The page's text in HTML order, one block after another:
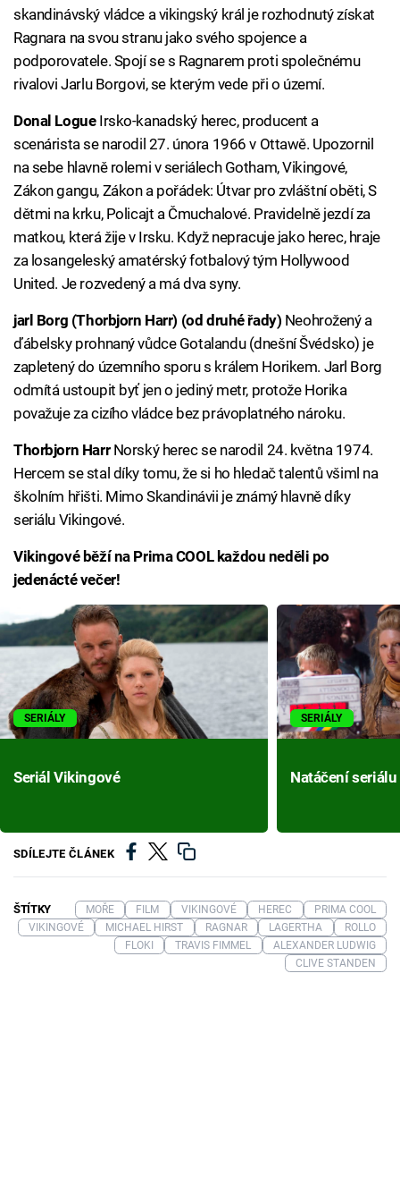
skandinávský vládce a vikingský král je rozhodnutý získat
Ragnara na svou stranu jako svého spojence a
podporovatele. Spojí se s Ragnarem proti společnému
rivalovi Jarlu Borgovi, se kterým vede při o území.
Donal LogueIrsko-kanadský herec, producent a
scenárista se narodil 27. února 1966 v Ottawě. Upozornil
na sebe hlavně rolemi v seriálech Gotham, Vikingové,
Zákon gangu, Zákon a pořádek: Útvar pro zvláštní oběti, S
dětmi na krku, Policajt a Čmuchalové. Pravidelně jezdí za
matkou, která žije v Irsku. Když nepracuje jako herec, hraje
za losangeleský amatérský fotbalový tým Hollywood
United. Je rozvedený a má dva syny.
jarl Borg (Thorbjorn Harr) (od druhé řady) Neohrožený a
ďábelsky prohnaný vůdce Gotalandu (dnešní Švédsko) je
zapletený do územního sporu s králem Horikem. Jarl Borg
odmítá ustoupit byť jen o jediný metr, protože Horika
považuje za cizího vládce bez právoplatného nároku.
Thorbjorn HarrNorský herec se narodil 24. května 1974.
Hercem se stal díky tomu, že si ho hledač talentů všiml na
školním hřišti. Mimo Skandinávii je známý hlavně díky
seriálu Vikingové.
Vikingové běží na Prima COOL každou neděli po
jedenácté večer!
SERIÁLY
Seriál Vikingové
SERIÁLY
Natáčení
SDÍLEJTE ČLÁNEK
ŠTÍTKY MOŘE FILM VIKINGOVÉ HEREC
PRIMA COOL
VIKINGOVÉ
MICHAEL HIRST RAGNAR LAGERTHA
ROLLO
FLOKI
TRAVIS FIMMEL
ALEXANDER LUDWIG
CLIVE STANDEN